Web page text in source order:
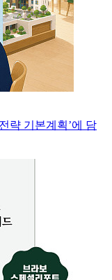
략 기본계획’에 담